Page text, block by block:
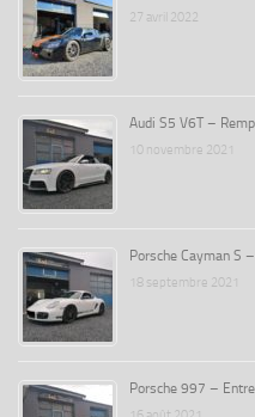
27 avril 2022
Audi S5 V6T –
10 novembre 2021
Porsche Cayman S
18 septembre 2021
Porsche 997 –